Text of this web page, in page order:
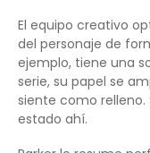
El equipo creativo
del personaje de
ejemplo, tiene una
serie, su papel se
siente como relleno.
estado ahí.